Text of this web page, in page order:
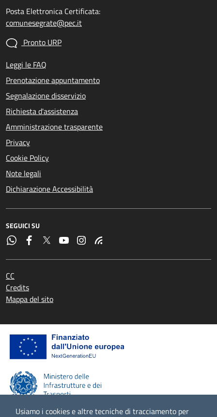
Usiamo i cookies e altre tecniche di tracciamento per
Posta Elettronica Certificata:
comunesegrate@pec.it
Pronto URP
Leggi le FAQ
Prenotazione appuntamento
Segnalazione disservizio
Richiesta d'assistenza
Amministrazione trasparente
Privacy
Cookie Policy
Note legali
Dichiarazione Accessibilità
SEGUICI SU
CC
Credits
Mappa del sito